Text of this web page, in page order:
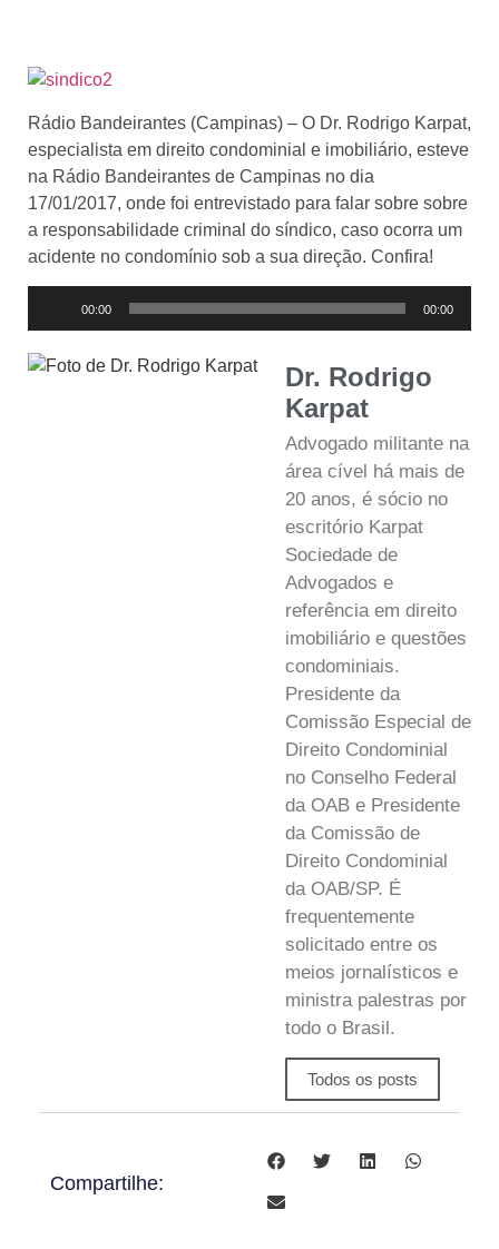
Rádio Bandeirantes (Campinas) – O Dr. Rodrigo Karpat,
especialista em direito condominial e imobiliário, esteve
na Rádio Bandeirantes de Campinas no dia
17/01/2017, onde foi entrevistado para falar sobre sobre
a responsabilidade criminal do síndico, caso ocorra um
acidente no condomínio sob a sua direção. Confira!
áudio
00:00 00:00
Dr. Rodrigo
Karpat
Advogado militante na
área cível há mais de
20 anos, é sócio no
escritório Karpat
Sociedade de
Advogados e
referência em direito
imobiliário e questões
condominiais.
Presidente da
Comissão Especial de
Direito Condominial
no Conselho Federal
da OAB e Presidente
da Comissão de
Direito Condominial
da OAB/SP. É
frequentemente
solicitado entre os
meios jornalísticos e
ministra palestras por
todo o Brasil.
Todos os posts
Compartilhe: